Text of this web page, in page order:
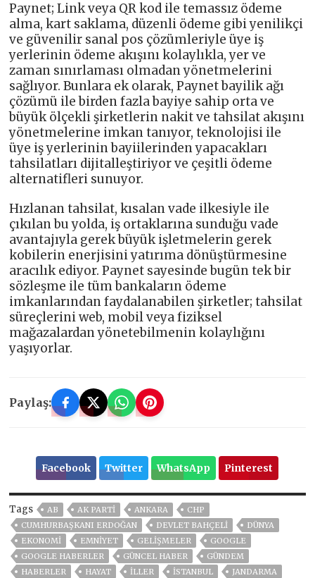
Paynet; Link veya QR kod ile temassız ödeme
alma, kart saklama, düzenli ödeme gibi yenilikçi
ve güvenilir sanal pos çözümleriyle üye iş
yerlerinin ödeme akışını kolaylıkla, yer ve
zaman sınırlaması olmadan yönetmelerini
sağlıyor. Bunlara ek olarak, Paynet bayilik ağı
çözümü ile birden fazla bayiye sahip orta ve
büyük ölçekli şirketlerin nakit ve tahsilat akışını
yönetmelerine imkan tanıyor, teknolojisi ile
üye iş yerlerinin bayiilerinden yapacakları
tahsilatları dijitalleştiriyor ve çeşitli ödeme
alternatifleri sunuyor.
Hızlanan tahsilat, kısalan vade ilkesiyle ile
çıkılan bu yolda, iş ortaklarına sunduğu vade
avantajıyla gerek büyük işletmelerin gerek
kobilerin enerjisini yatırıma dönüştürmesine
aracılık ediyor. Paynet sayesinde bugün tek bir
sözleşme ile tüm bankaların ödeme
imkanlarından faydalanabilen şirketler; tahsilat
süreçlerini web, mobil veya fiziksel
mağazalardan yönetebilmenin kolaylığını
yaşıyorlar.
Paylaş:
Facebook Twitter WhatsApp Pinterest
Tags AB AK PARTİ ANKARA
CHP
CUMHURBAŞKANI ERDOĞAN
DEVLET BAHÇELİ
DÜNYA
EKONOMİ
EMNİYET GELIŞMELER
GOOGLE
GOOGLE HABERLER
GÜNCEL HABER
GÜNDEM
HABERLER
HAYAT İLLER ISTANBUL
JANDARMA